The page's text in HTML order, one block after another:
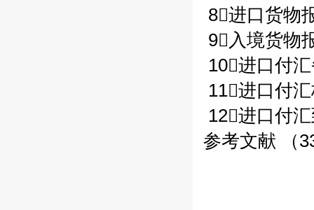
8进口货物
9入境货物
10进口付
11进口付
12进口付
参考文献 （